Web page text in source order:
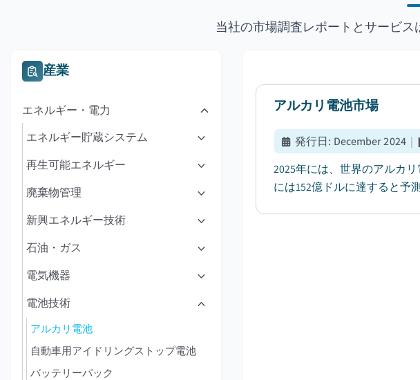
当社の市場調査レポートとサービ
産業
エネルギー・電力
エネルギー貯蔵システム
再生可能エネルギー
廃棄物管理
新興エネルギー技術
石油・ガス
電気機器
電池技術
アルカリ電池
自動車用アイドリングストップ電池
バッテリーパック
アルカリ電池市場
発行日: December 2024 |
2025年には、世界のアルカ
には152億ドルに達すると予